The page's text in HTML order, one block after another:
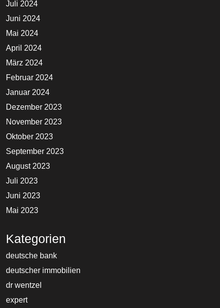
Juli 2024
Juni 2024
Mai 2024
April 2024
März 2024
Februar 2024
Januar 2024
Dezember 2023
November 2023
Oktober 2023
September 2023
August 2023
Juli 2023
Juni 2023
Mai 2023
Kategorien
deutsche bank
deutscher immobilien
dr wentzel
expert